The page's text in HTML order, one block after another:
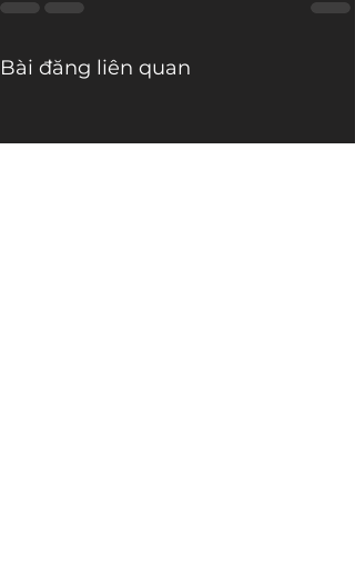
Bài đăng liên quan